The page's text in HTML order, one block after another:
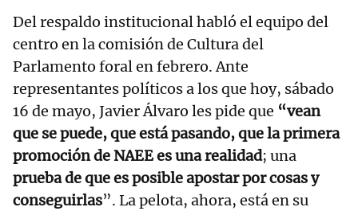
Del respaldo institucional habló el equipo del
centro en la comisión de Cultura del
Parlamento foral en febrero. Ante
representantes políticos a los que hoy, sábado
16 de mayo, Javier Álvaro les pide que “vean
que se puede, que está pasando, que la primera
promoción de NAEE es una realidad; una
prueba de que es posible apostar por cosas y
conseguirlas”. La pelota, ahora, está en su